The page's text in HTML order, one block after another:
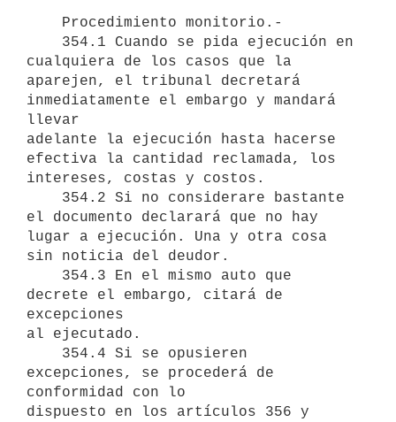
cualquiera de los casos que la
aparejen, el tribunal decretará
inmediatamente el embargo y mandará
llevar
adelante la ejecución hasta hacerse
efectiva la cantidad reclamada, los
intereses, costas y costos.
el documento declarará que no hay
lugar a ejecución. Una y otra cosa
sin noticia del deudor.
decrete el embargo, citará de
excepciones
al ejecutado.
excepciones, se procederá de
conformidad con lo
dispuesto en los artículos 356 y